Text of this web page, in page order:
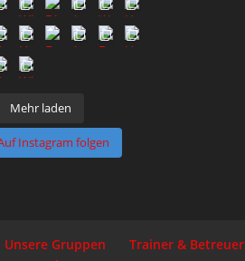
Mehr laden
Instagram folgen
Unsere Gruppen Trainer & Betreuer